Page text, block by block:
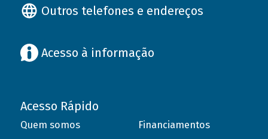
Outros telefones e endereços
Acesso à informação
Acesso Rápido
Quem somos
Financiamentos